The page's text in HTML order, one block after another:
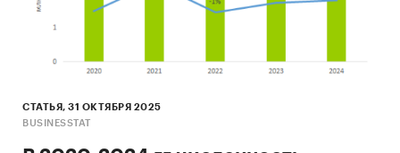
анализ открытой информации о рынке чая
промышленности
Безалкогольные напитки
СТАТЬЯ, 31 ОКТЯБРЯ 2025
BUSINESSTAT